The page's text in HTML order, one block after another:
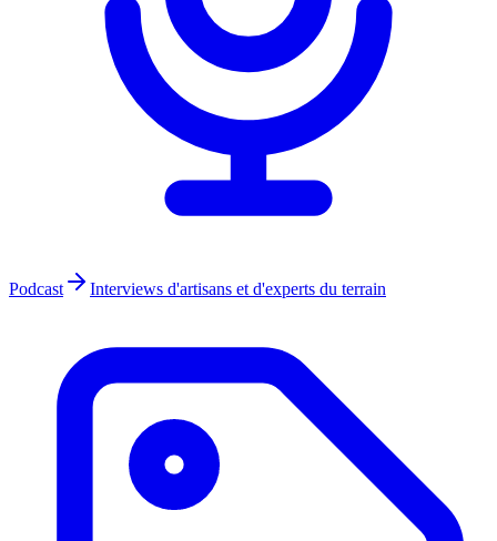
Podcast Interviews d'artisans et d'experts du terrain